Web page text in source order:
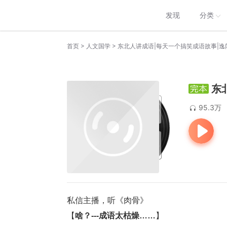
发现 分类
首页 > 人文国学 > 东北人讲成语|每天一个搞笑成语故事|逸
东
95.3万
私信主播， 听《肉骨》
【啥？---成语太枯燥…… 】